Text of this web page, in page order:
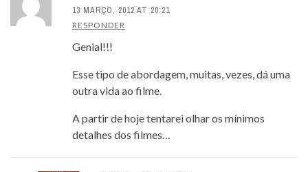
13 MARÇO, 2012 AT 20:21
RESPONDER
Genial!!!
Esse tipo de abordagem, muitas, vezes, dá uma
outra vida ao filme.
A partir de hoje tentarei olhar os mínimos
detalhes dos filmes…